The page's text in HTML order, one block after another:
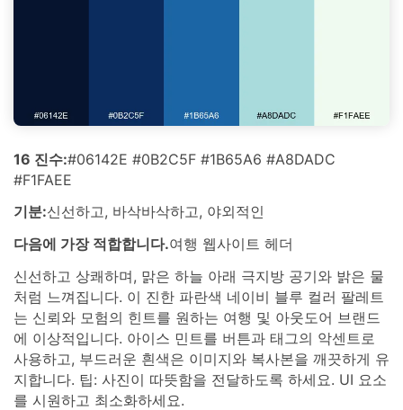
16 진수:#06142E #0B2C5F #1B65A6 #A8DADC
#F1FAEE
기분:신선하고, 바삭바삭하고, 야외적인
다음에 가장 적합합니다.여행 웹사이트 헤더
신선하고 상쾌하며, 맑은 하늘 아래 극지방 공기와 밝은 물
처럼 느껴집니다. 이 진한 파란색 네이비 블루 컬러 팔레트
는 신뢰와 모험의 힌트를 원하는 여행 및 아웃도어 브랜드
에 이상적입니다. 아이스 민트를 버튼과 태그의 악센트로
사용하고, 부드러운 흰색은 이미지와 복사본을 깨끗하게 유
지합니다. 팁: 사진이 따뜻함을 전달하도록 하세요. UI 요소
를 시원하고 최소화하세요.